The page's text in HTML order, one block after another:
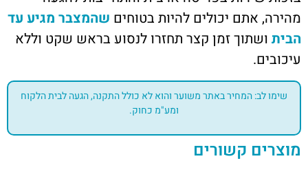
מהירה, אתם יכולים להיות בטוחים שהמצבר מגיע עד
הבית ושתוך זמן קצר תחזרו לנסוע בראש שקט וללא
עיכובים.
שימו לב: המחיר באתר משוער והוא לא כולל התקנה, הגעה לבית הלקוח
ומע"מ כחוק.
מוצרים קשורים